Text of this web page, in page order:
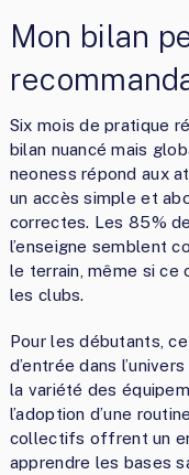
Mon bilan
Six mois de pratique
bilan nuancé mais
neoness répond aux
un accès simple et
correctes. Les 85%
l’enseigne semblent
le terrain, même si ce
les clubs.
Pour les débutants,
d’entrée dans
la variété des
l’adoption d’une
collectifs offrent un
apprendre les bases